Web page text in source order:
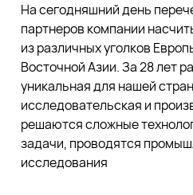
На сегодняшний день
партнеров компании
из различных уголков
Восточной Азии. За 28 лет
уникальная для нашей
исследовательская и
решаются сложные
задачи, проводятся
исследования